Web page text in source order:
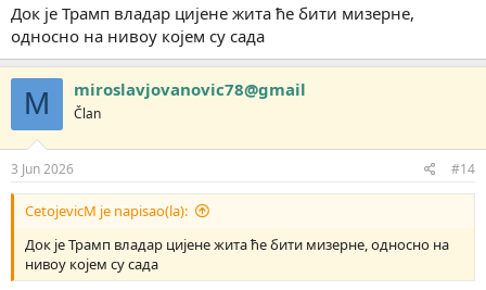
:
Док је Трамп владар цијене жита ће бити мизерне,
односно на нивоу којем су сада
M miroslavjovanovic78@gmail
Član
3 Jun 2026 #14
CetojevicM je napisao(la):
Док је Трамп владар цијене жита ће бити мизерне, односно на
нивоу којем су сада